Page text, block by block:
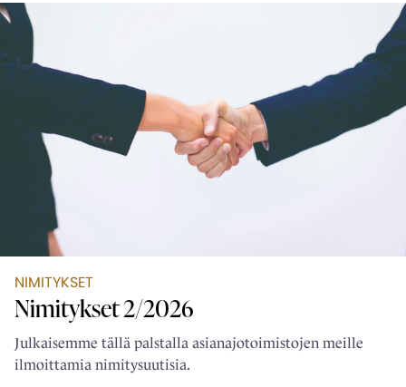
NIMITYKSET
Nimitykset 2/2026
Julkaisemme tällä palstalla asianajotoimistojen meille
ilmoittamia nimitysuutisia.